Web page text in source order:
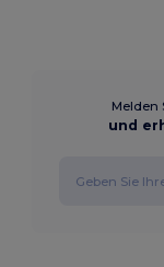
Melden
und